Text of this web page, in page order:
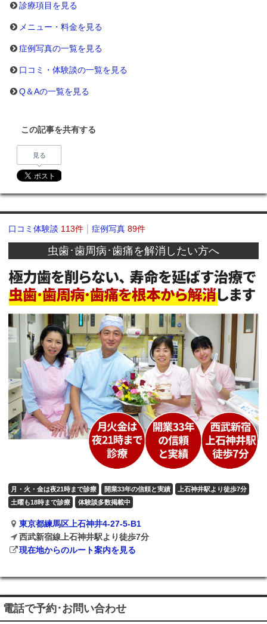
診療項目を見る
メニュー・料金を見る
症例写真の一覧を見る
口コミ・体験談の一覧を見る
Q＆Aの一覧を見る
この記事を共有する
見る
口コミ体験談 113件 症例写真89件
虫歯･歯周病･歯痛を解消したい方へ
月・火・金は夜21時まで診療 開業33年の信頼と実績
上石神井駅より徒歩7分
土曜も18時まで診療
体験談多数掲載中
東京都練馬区上石神井4-27-5-B1
西武新宿線上石神井駅より徒歩7分
現在地からのルート案内を見る
電話で予約･お問い合わせ